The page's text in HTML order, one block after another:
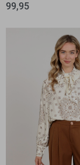
99,95